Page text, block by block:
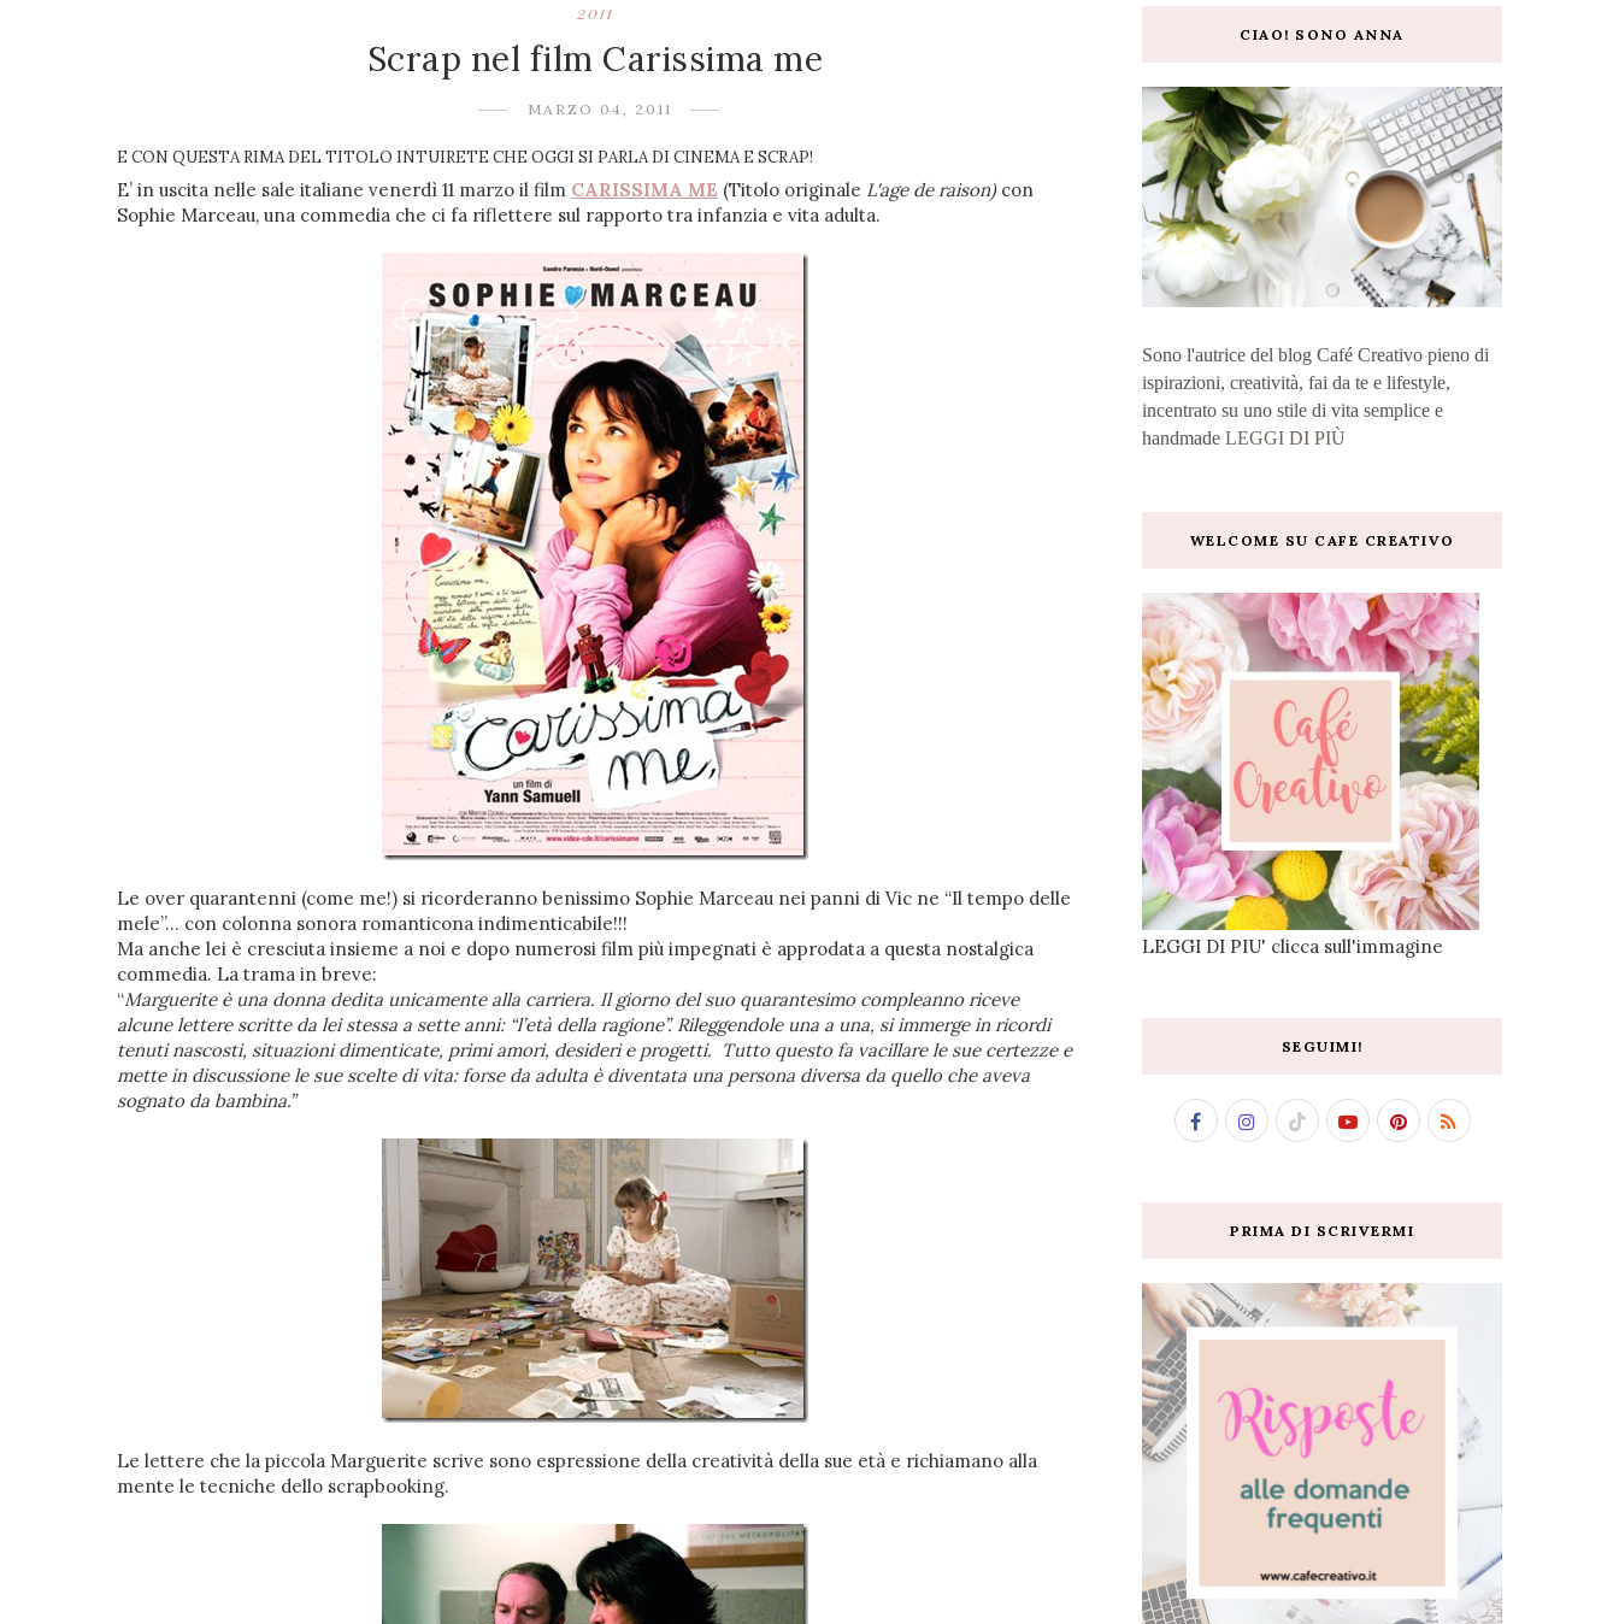
2011
Scrap nel film Carissima me
MARZO 04, 2011
E CON QUESTA RIMA DEL TITOLO INTUIRETE CHE OGGI SI PARLA DI CINEMA E SCRAP!
E’ in uscita nelle sale italiane venerdì 11 marzo il film CARISSIMA ME (Titolo originale L'age de raison) con
Sophie Marceau, una commedia che ci fa riflettere sul rapporto tra infanzia e vita adulta.
Le over quarantenni (come me!) si ricorderanno benissimo Sophie Marceau nei panni di Vic ne “Il tempo delle
mele”… con colonna sonora romanticona indimenticabile!!!
Ma anche lei è cresciuta insieme a noi e dopo numerosi film più impegnati è approdata a questa nostalgica
commedia. La trama in breve:
“Marguerite è una donna dedita unicamente alla carriera. Il giorno del suo quarantesimo compleanno riceve
alcune lettere scritte da lei stessa a sette anni: “l’età della ragione”. Rileggendole una a una, si immerge in ricordi
tenuti nascosti, situazioni dimenticate, primi amori, desideri e progetti. Tutto questo fa vacillare le sue certezze e
mette in discussione le sue scelte di vita: forse da adulta è diventata una persona diversa da quello che aveva
sognato da bambina.”
Le lettere che la piccola Marguerite scrive sono espressione della creatività della sue età e richiamano alla
mente le tecniche dello scrapbooking.
CIAO! SONO ANNA
Sono l'autrice del blog Café Creativo pieno di
ispirazioni, creatività, fai da te e lifestyle,
incentrato su uno stile di vita semplice e
handmade LEGGI DI PIÙ
WELCOME SU CAFE CREATIVO
LEGGI DI PIU' clicca sull'immagine
SEGUIMI!
PRIMA DI SCRIVERMI